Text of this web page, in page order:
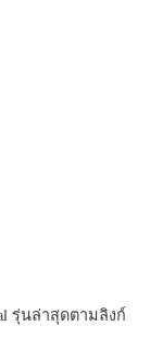
รุ่นล่าสุดตามลิงก์